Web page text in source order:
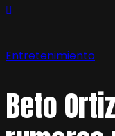
Entretenimiento
Beto